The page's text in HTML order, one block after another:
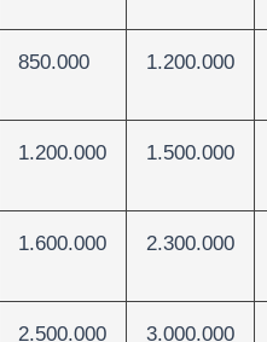
850.000 1.200.000
1.200.000 1.500.000
1.600.000 2.300.000
2.500.000 3.000.000